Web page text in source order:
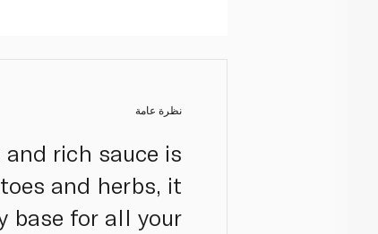
نظرة عامة
rich sauce is
and herbs, it
base for all your